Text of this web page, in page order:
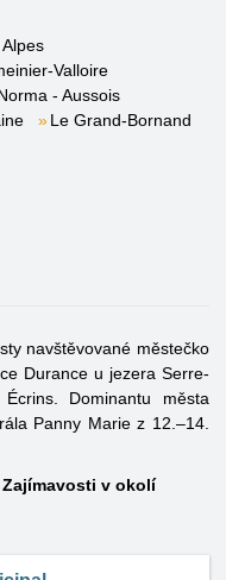
Valloire
- Aussois
Le Grand-Bornand
navštěvované městečko
Durance u jezera Serre-
Dominantu města
Panny Marie z 12.–14.
Zajímavosti v okolí